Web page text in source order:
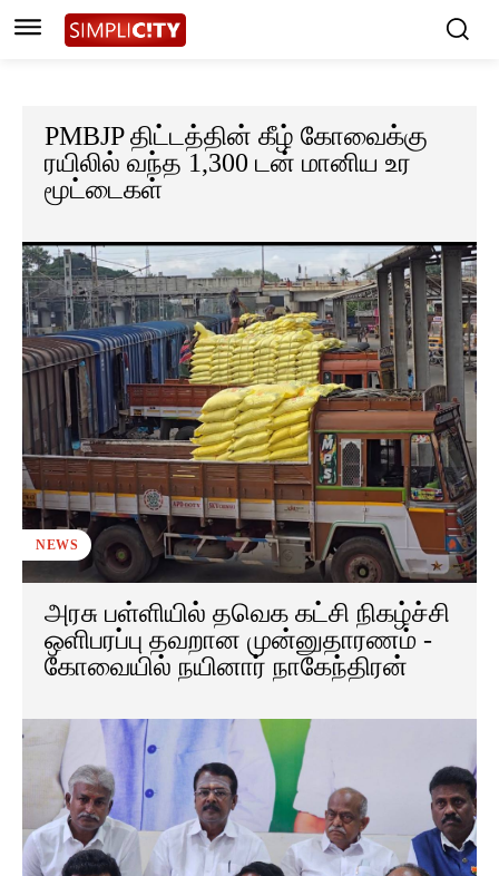
PMBJP திட்டத்தின் கீழ் கோவைக்கு
ரயிலில் வந்த 1,300 டன் மானிய உர
மூட்டைகள்
NEWS
அரசு பள்ளியில் தவெக கட்சி நிகழ்ச்சி
ஒளிபரப்பு தவறான முன்னுதாரணம் -
கோவையில் நயினார் நாகேந்திரன்